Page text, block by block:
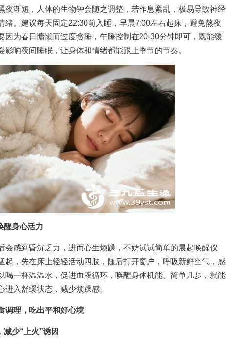
渐短，人体的生物钟会随之调整，若作息紊乱，极易导致神经
绪。建议每天固定22:30前入睡，早晨7:00左右起床，避免熬夜
因为春日慵懒而过度贪睡，午睡控制在20-30分钟即可，既能缓
影响夜间睡眠，让身体和情绪都能跟上季节的节奏。
醒身心活力
感到昏沉乏力，进而心生烦躁，不妨试试简单的晨起唤醒仪
起，先在床上轻轻活动四肢，随后打开窗户，呼吸新鲜空气，感
喝一杯温温水，促进血液循环，唤醒身体机能。简单几步，就能
进入舒缓状态，减少烦躁感。
调理，吃出平和好心境
减少“上火”诱因